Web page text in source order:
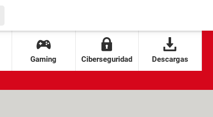
Gaming Ciberseguridad Descargas